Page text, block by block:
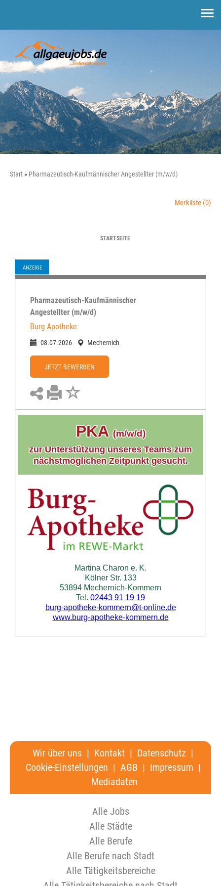
Start Pharmazeutisch-Kaufmännischer Angestellter (m/w/d)
Merkliste (0)
STARTSEITE
ANZEIGE
Pharmazeutisch-Kaufmännischer
Angestellter (m/w/d)
Burg Apotheke
08.07.2026 Mechernich
JETZT BEWERBEN
Wir über uns | Kontakt | Datenschutz |
Cookie-Einstellungen | AGB | Impressum |
Mediadaten
Alle Jobs
Alle Städte
Alle Berufe
Alle Berufe nach Stadt
Alle Tätigkeitsbereiche